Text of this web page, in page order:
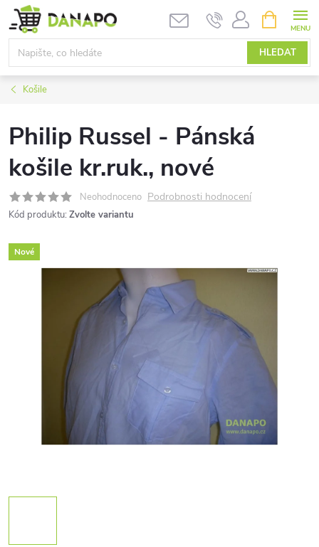
Přejít
na
obsah
HLEDAT
NÁKUPNÍ
KOŠÍK
Košile
Philip Russel - Pánská
košile kr.ruk., nové
Neohodnoceno Podrobnosti hodnocení
Kód produktu: Zvolte variantu
Nové